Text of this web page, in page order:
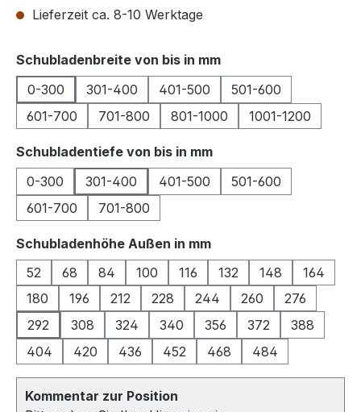
Lieferzeit ca. 8-10 Werktage
Schubladenbreite von bis in mmauswählen
0-300
301-400 401-500
501-600
601-700
701-800 801-1000 1001-1200
Schubladentiefe von bis in mmauswählen
0-300
301-400 401-500
501-600
601-700
701-800
Schubladenhöhe Außen in mmauswählen
52
68 84 100 116 132 148
164
180
196 212 228 244 260
276
292
308 324 340 356 372
388
404
420 436 452 468 484
Kommentar zur Position